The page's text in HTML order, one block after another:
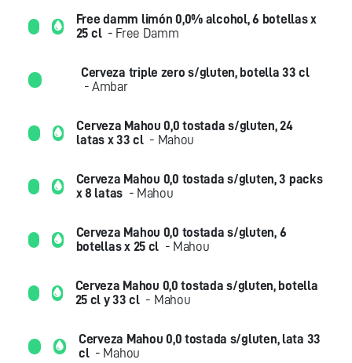
Free damm limón 0,0% alcohol, 6 botellas x
25 cl - Free Damm
Cerveza triple zero s/gluten, botella 33 cl
- Ambar
Cerveza Mahou 0,0 tostada s/gluten, 24
latas x 33 cl - Mahou
Cerveza Mahou 0,0 tostada s/gluten, 3 packs
x 8 latas - Mahou
Cerveza Mahou 0,0 tostada s/gluten, 6
botellas x 25 cl - Mahou
Cerveza Mahou 0,0 tostada s/gluten, botella
25 cl y 33 cl - Mahou
Cerveza Mahou 0,0 tostada s/gluten, lata 33
cl - Mahou